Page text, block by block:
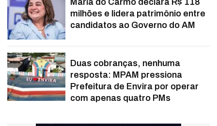
Maria do Carmo declara R$ 118
milhões e lidera patrimônio entre
candidatos ao Governo do AM
Duas cobranças, nenhuma
resposta: MPAM pressiona
Prefeitura de Envira por operar
com apenas quatro PMs